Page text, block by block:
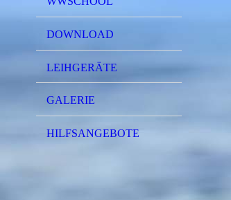
DOWNLOAD
LEIHGERÄTE
GALERIE
HILFSANGEBOTE